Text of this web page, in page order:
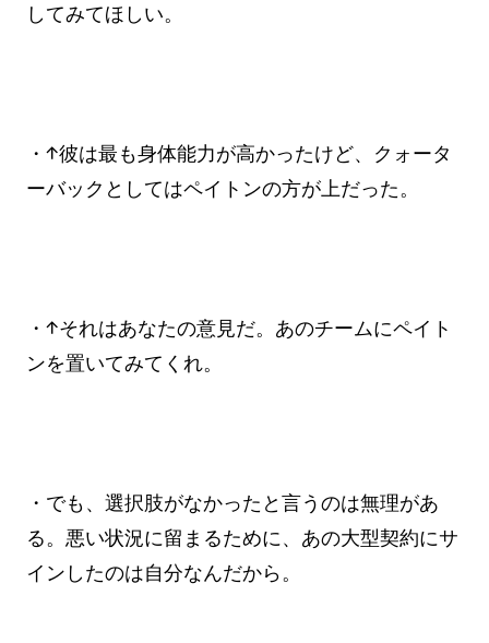
してみてほしい。
・↑彼は最も身体能力が高かったけど、クォータ
ーバックとしてはペイトンの方が上だった。
・↑それはあなたの意見だ。あのチームにペイト
ンを置いてみてくれ。
・でも、選択肢がなかったと言うのは無理があ
る。悪い状況に留まるために、あの大型契約にサ
インしたのは自分なんだから。